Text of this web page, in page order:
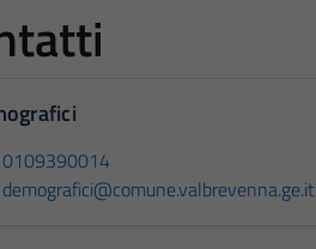
0109390014
demografici@comune.valbrevenna.ge.it